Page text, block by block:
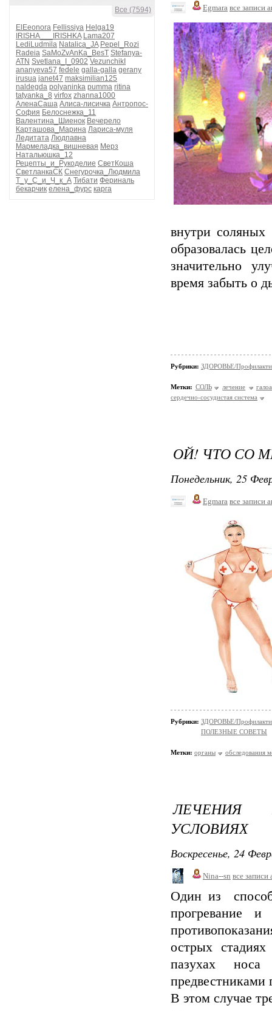
Все (7594)
ElEeonora Fellissiya Helga19
IRISHA___IRISHKA Lama207
LediLudmila Natalica_JA Pepel_Rozi
Radeia SaMoZvAnKa_BesT Stefanya-
ATN Svetlana_I_0902 VezunchikI
ananyeva57 fedele galla-galla gerany
irusua janet47 maksimilian125
naldegda polyaninka pumma ritina
tatyanka_8 virfox zhanna1000
АленаСаша Алиса-лисичка Антропос-
София Белоснежка_11
Валентина_Шиенок Вечерело
Карташова_Марина Лариса-муля
Ледитата Людпавна
Мармеладка_вишневая Мерз
Натальюшка_12
Рецепты_и_Рукоделие СветКоша
СветланкаСК Снегурочка_Людмила
Т_у_С_и_Ч_к_А Тибати Фериналь
бекарчик елена_фурс карга
Egmara все записи
внутри
образовалась
значительно
время забыть о
Рубрики: ЗДОРОВЬЕ/
Метки: СОЛЬ лечение
сердечно-сосудистая система
ОЙ! ЧТО СО
Понедельник, 25
Egmara все записи
Рубрики: ЗДОРОВЬЕ/
ПОЛЕЗНЫЕ СОВЕТЫ
Метки: органы обследования
ЛЕЧЕНИЯ
УСЛОВИЯХ
Воскресенье, 24
Nina--sn все записи
Один из
прогревание
острых
пазухах
предвестниками
В этом случае